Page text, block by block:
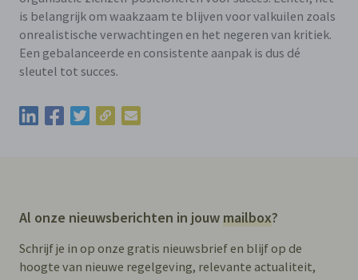
is belangrijk om waakzaam te blijven voor valkuilen zoals
onrealistische verwachtingen en het negeren van kritiek.
Een gebalanceerde en consistente aanpak is dus dé
sleutel tot succes.
Deel deze update via LinkedIn
Deel deze update via Facebook
Deel deze update via Twitter
Kopieer de permalink van deze update
Deel deze update via e-mail
Al onze nieuwsberichten in jouw mailbox?
Schrijf je in op onze gratis nieuwsbrief en blijf op de
hoogte van nieuwe regelgeving, relevante actualiteit,